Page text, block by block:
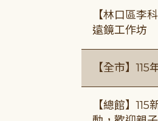
【林口區李
遠鏡工作坊
【全市】
【總館】